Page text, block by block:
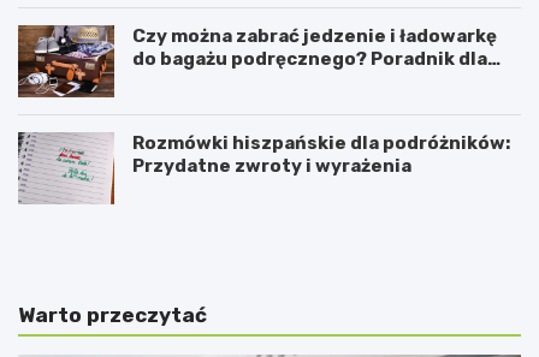
Czy można zabrać jedzenie i ładowarkę
do bagażu podręcznego? Poradnik dla
Rozmówki hiszpańskie dla podróżników:
Przydatne zwroty i wyrażenia
C
s
z
K
n
a
Warto przeczytać